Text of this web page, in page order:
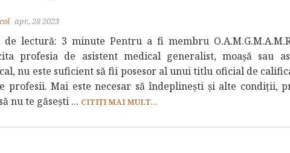
apr., 28 2023
de lectură: 3 minute Pentru a fi membru
profesia de asistent medical generalist, moașă sau
nu este suficient să fii posesor al unui titlu oficial de
profesii. Mai este necesar să îndeplinești și alte condiții,
nu te găsești ... CITIȚI MAI MULT...